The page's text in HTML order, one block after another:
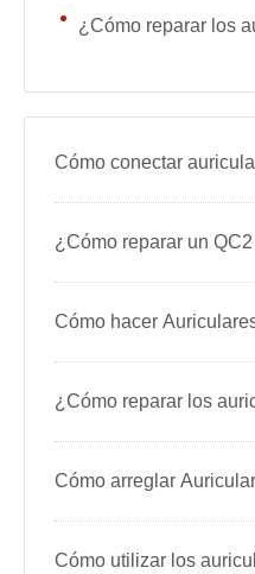
¿Cómo reparar los
Cómo conectar
¿Cómo reparar un
Cómo hacer
¿Cómo reparar los
Cómo arreglar
Cómo utilizar los